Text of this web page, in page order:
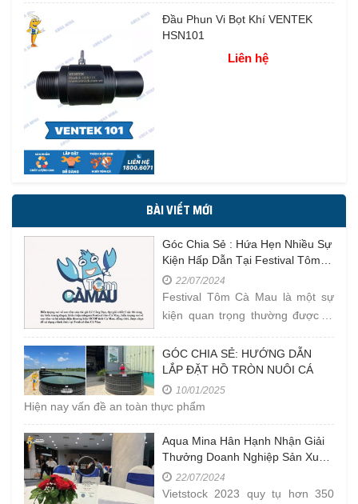
Đầu Phun Vi Bọt Khí VENTEK
HSN101
Liên hệ
BÀI VIẾT MỚI
Góc Chia Sẻ : Hứa Hẹn Nhiều Sự
Kiện Hấp Dẫn Tại Festival Tôm
Cà Mau Năm 2023
22/07/2024
Festival Tôm Cà Mau là một sự
kiện quan trọng thường được tổ
Tôm Cà Mau được biết đến là
một
GÓC CHIA SẺ: HƯỚNG DẪN
LẮP ĐẶT HỒ TRÒN NUÔI CÁ
10/01/2025
Hiện nay vấn đề an toàn thực phẩm
Aqua Mina Hân Hạnh Nhận Giải
Thưởng Doanh Nghiệp Sản Xuất
Thiết Bị Thuỷ Sản Tốt Nhất Tại
Vietstock 2023
22/07/2024
Vietstock 2023 quy tụ hơn 350